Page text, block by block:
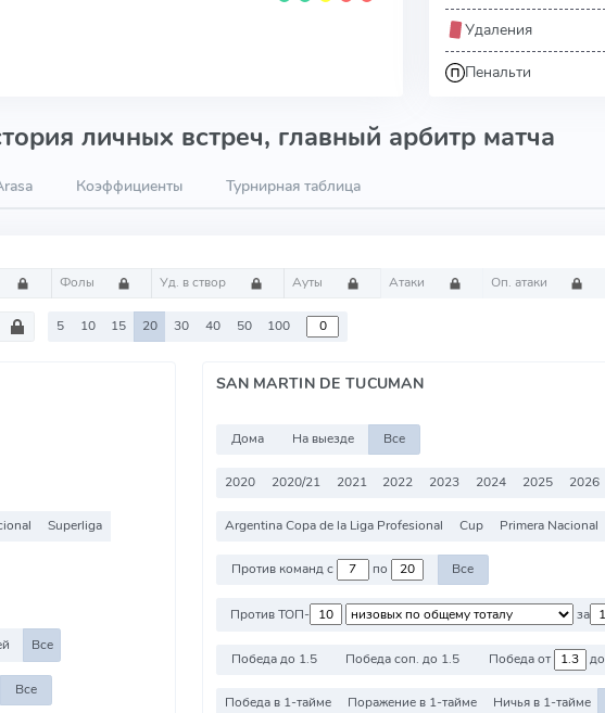
Удаления
Пенальти
личных встреч, главный арбитр матча
Коэффициенты Турнирная таблица
Фолы Уд. в створ Ауты Атаки Оп. атаки
5 10 15 20 30 40 50 100
Superliga
Все
Все
SAN MARTIN DE TUCUMAN
Дома На выезде Все
2020 2020/21 2021 2022 2023 2024 2025 2026
Argentina Copa de la Liga Profesional Cup Primera Nacional
Против команд с по Все
Против ТОП- за
Победа до 1.5 Победа соп. до 1.5 Победа от до
Победа в 1-тайме Поражение в 1-тайме Ничья в 1-тайме